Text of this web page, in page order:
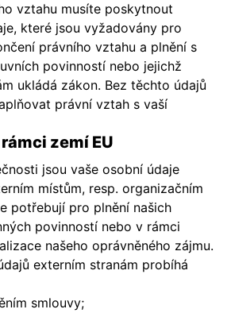
vztahu musíte poskytnout
které jsou vyžadovány pro
právního vztahu a plnění s
povinností nebo jejichž
ukládá zákon. Bez těchto údajů
právní vztah s vaší
zemí EU
jsou vaše osobní údaje
místům, resp. organizačním
potřebují pro plnění našich
povinností nebo v rámci
našeho oprávněného zájmu.
externím stranám probíhá
smlouvy;